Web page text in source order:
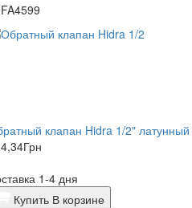
клапан Hidra 1/2" латунный
Грн
1-4 дня
Купить В корзине